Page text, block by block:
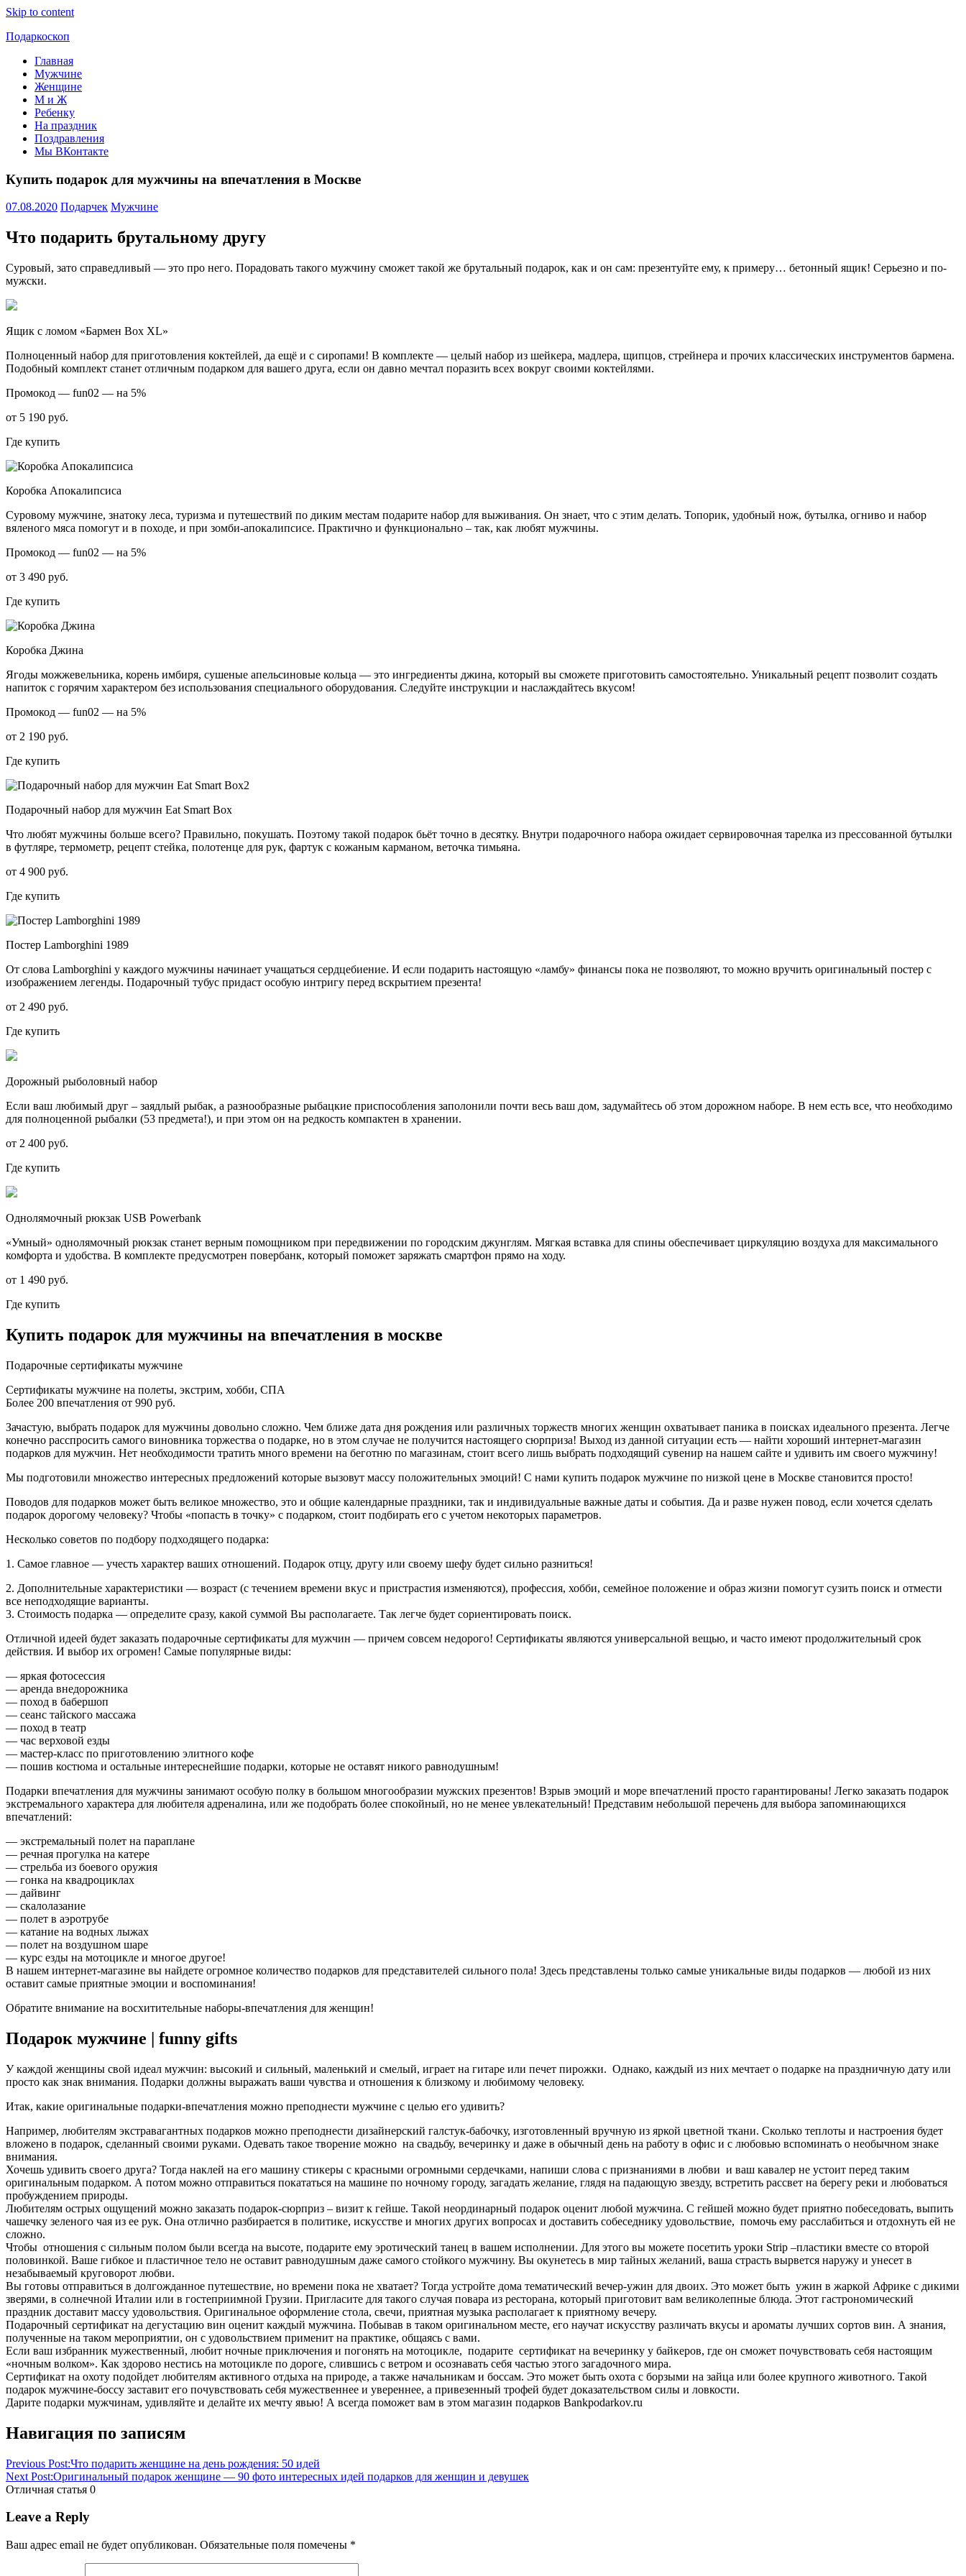
Skip to content
Подаркоскоп
Поможем
выбрать
подарить
Главная
Мужчине
Женщине
М и Ж
Ребенку
На праздник
Поздравления
Мы ВКонтакте
Купить подарок для мужчины на впечатления в Москве
07.08.2020 Подарчек Мужчине
Что подарить брутальному другу
Суровый, зато справедливый — это про него. Порадовать такого мужчину сможет такой же брутальный подарок, как и он сам: презентуйте ему, к примеру… бетонный ящик! Серьезно и по-
мужски.
Ящик с ломом «Бармен Box XL»
Полноценный набор для приготовления коктейлей, да ещё и с сиропами! В комплекте — целый набор из шейкера, мадлера, щипцов, стрейнера и прочих классических инструментов бармена.
Подобный комплект станет отличным подарком для вашего друга, если он давно мечтал поразить всех вокруг своими коктейлями.
Промокод — fun02 — на 5%
от 5 190 руб.
Где купить
Коробка Апокалипсиса
Суровому мужчине, знатоку леса, туризма и путешествий по диким местам подарите набор для выживания. Он знает, что с этим делать. Топорик, удобный нож, бутылка, огниво и набор
вяленого мяса помогут и в походе, и при зомби-апокалипсисе. Практично и функционально – так, как любят мужчины.
Промокод — fun02 — на 5%
от 3 490 руб.
Где купить
Коробка Джина
Ягоды можжевельника, корень имбиря, сушеные апельсиновые кольца — это ингредиенты джина, который вы сможете приготовить самостоятельно. Уникальный рецепт позволит создать
напиток с горячим характером без использования специального оборудования. Следуйте инструкции и наслаждайтесь вкусом!
Промокод — fun02 — на 5%
от 2 190 руб.
Где купить
Подарочный набор для мужчин Eat Smart Box
Что любят мужчины больше всего? Правильно, покушать. Поэтому такой подарок бьёт точно в десятку. Внутри подарочного набора ожидает сервировочная тарелка из прессованной бутылки
в футляре, термометр, рецепт стейка, полотенце для рук, фартук с кожаным карманом, веточка тимьяна.
от 4 900 руб.
Где купить
Постер Lamborghini 1989
От слова Lamborghini у каждого мужчины начинает учащаться сердцебиение. И если подарить настоящую «ламбу» финансы пока не позволяют, то можно вручить оригинальный постер с
изображением легенды. Подарочный тубус придаст особую интригу перед вскрытием презента!
от 2 490 руб.
Где купить
Дорожный рыболовный набор
Если ваш любимый друг – заядлый рыбак, а разнообразные рыбацкие приспособления заполонили почти весь ваш дом, задумайтесь об этом дорожном наборе. В нем есть все, что необходимо
для полноценной рыбалки (53 предмета!), и при этом он на редкость компактен в хранении.
от 2 400 руб.
Где купить
Однолямочный рюкзак USB Powerbank
«Умный» однолямочный рюкзак станет верным помощником при передвижении по городским джунглям. Мягкая вставка для спины обеспечивает циркуляцию воздуха для максимального
комфорта и удобства. В комплекте предусмотрен повербанк, который поможет заряжать смартфон прямо на ходу.
от 1 490 руб.
Где купить
Купить подарок для мужчины на впечатления в москве
Подарочные сертификаты мужчине
Сертификаты мужчине на полеты, экстрим, хобби, СПА
Более 200 впечатления от 990 руб.
Зачастую, выбрать подарок для мужчины довольно сложно. Чем ближе дата дня рождения или различных торжеств многих женщин охватывает паника в поисках идеального презента. Легче
конечно расспросить самого виновника торжества о подарке, но в этом случае не получится настоящего сюрприза! Выход из данной ситуации есть — найти хороший интернет-магазин
подарков для мужчин. Нет необходимости тратить много времени на беготню по магазинам, стоит всего лишь выбрать подходящий сувенир на нашем сайте и удивить им своего мужчину!
Мы подготовили множество интересных предложений которые вызовут массу положительных эмоций! С нами купить подарок мужчине по низкой цене в Москве становится просто!
Поводов для подарков может быть великое множество, это и общие календарные праздники, так и индивидуальные важные даты и события. Да и разве нужен повод, если хочется сделать
подарок дорогому человеку? Чтобы «попасть в точку» с подарком, стоит подбирать его с учетом некоторых параметров.
Несколько советов по подбору подходящего подарка:
1. Самое главное — учесть характер ваших отношений. Подарок отцу, другу или своему шефу будет сильно разниться!
2. Дополнительные характеристики — возраст (с течением времени вкус и пристрастия изменяются), профессия, хобби, семейное положение и образ жизни помогут сузить поиск и отмести
все неподходящие варианты.
3. Стоимость подарка — определите сразу, какой суммой Вы располагаете. Так легче будет сориентировать поиск.
Отличной идеей будет заказать подарочные сертификаты для мужчин — причем совсем недорого! Сертификаты являются универсальной вещью, и часто имеют продолжительный срок
действия. И выбор их огромен! Самые популярные виды:
— яркая фотосессия
— аренда внедорожника
— поход в бабершоп
— сеанс тайского массажа
— поход в театр
— час верховой езды
— мастер-класс по приготовлению элитного кофе
— пошив костюма и остальные интереснейшие подарки, которые не оставят никого равнодушным!
Подарки впечатления для мужчины занимают особую полку в большом многообразии мужских презентов! Взрыв эмоций и море впечатлений просто гарантированы! Легко заказать подарок
экстремального характера для любителя адреналина, или же подобрать более спокойный, но не менее увлекательный! Представим небольшой перечень для выбора запоминающихся
впечатлений:
— экстремальный полет на параплане
— речная прогулка на катере
— стрельба из боевого оружия
— гонка на квадроциклах
— дайвинг
— скалолазание
— полет в аэротрубе
— катание на водных лыжах
— полет на воздушном шаре
— курс езды на мотоцикле и многое другое!
В нашем интернет-магазине вы найдете огромное количество подарков для представителей сильного пола! Здесь представлены только самые уникальные виды подарков — любой из них
оставит самые приятные эмоции и воспоминания!
Обратите внимание на восхитительные наборы-впечатления для женщин!
Подарок мужчине | funny gifts
У каждой женщины свой идеал мужчин: высокий и сильный, маленький и смелый, играет на гитаре или печет пирожки. Однако, каждый из них мечтает о подарке на праздничную дату или
просто как знак внимания. Подарки должны выражать ваши чувства и отношения к близкому и любимому человеку.
Итак, какие оригинальные подарки-впечатления можно преподнести мужчине с целью его удивить?
Например, любителям экстравагантных подарков можно преподнести дизайнерский галстук-бабочку, изготовленный вручную из яркой цветной ткани. Сколько теплоты и настроения будет
вложено в подарок, сделанный своими руками. Одевать такое творение можно на свадьбу, вечеринку и даже в обычный день на работу в офис и с любовью вспоминать о необычном знаке
внимания.
Хочешь удивить своего друга? Тогда наклей на его машину стикеры с красными огромными сердечками, напиши слова с признаниями в любви и ваш кавалер не устоит перед таким
оригинальным подарком. А потом можно отправиться покататься на машине по ночному городу, загадать желание, глядя на падающую звезду, встретить рассвет на берегу реки и любоваться
пробуждением природы.
Любителям острых ощущений можно заказать подарок-сюрприз – визит к гейше. Такой неординарный подарок оценит любой мужчина. С гейшей можно будет приятно побеседовать, выпить
чашечку зеленого чая из ее рук. Она отлично разбирается в политике, искусстве и многих других вопросах и доставить собеседнику удовольствие, помочь ему расслабиться и отдохнуть ей не
сложно.
Чтобы отношения с сильным полом были всегда на высоте, подарите ему эротический танец в вашем исполнении. Для этого вы можете посетить уроки Strip –пластики вместе со второй
половинкой. Ваше гибкое и пластичное тело не оставит равнодушным даже самого стойкого мужчину. Вы окунетесь в мир тайных желаний, ваша страсть вырвется наружу и унесет в
незабываемый круговорот любви.
Вы готовы отправиться в долгожданное путешествие, но времени пока не хватает? Тогда устройте дома тематический вечер-ужин для двоих. Это может быть ужин в жаркой Африке с дикими
зверями, в солнечной Италии или в гостеприимной Грузии. Пригласите для такого случая повара из ресторана, который приготовит вам великолепные блюда. Этот гастрономический
праздник доставит массу удовольствия. Оригинальное оформление стола, свечи, приятная музыка располагает к приятному вечеру.
Подарочный сертификат на дегустацию вин оценит каждый мужчина. Побывав в таком оригинальном месте, его научат искусству различать вкусы и ароматы лучших сортов вин. А знания,
полученные на таком мероприятии, он с удовольствием применит на практике, общаясь с вами.
Если ваш избранник мужественный, любит ночные приключения и погонять на мотоцикле, подарите сертификат на вечеринку у байкеров, где он сможет почувствовать себя настоящим
«ночным волком». Как здорово нестись на мотоцикле по дороге, слившись с ветром и осознавать себя частью этого загадочного мира.
Сертификат на охоту подойдет любителям активного отдыха на природе, а также начальникам и боссам. Это может быть охота с борзыми на зайца или более крупного животного. Такой
подарок мужчине-боссу заставит его почувствовать себя мужественнее и увереннее, а привезенный трофей будет доказательством силы и ловкости.
Дарите подарки мужчинам, удивляйте и делайте их мечту явью! А всегда поможет вам в этом магазин подарков Bankpodarkov.ru
Навигация по записям
Previous Post:Что подарить женщине на день рождения: 50 идей
Next Post:Оригинальный подарок женщине — 90 фото интересных идей подарков для женщин и девушек
Отличная статья 0
Leave a Reply
Ваш адрес email не будет опубликован. Обязательные поля помечены *